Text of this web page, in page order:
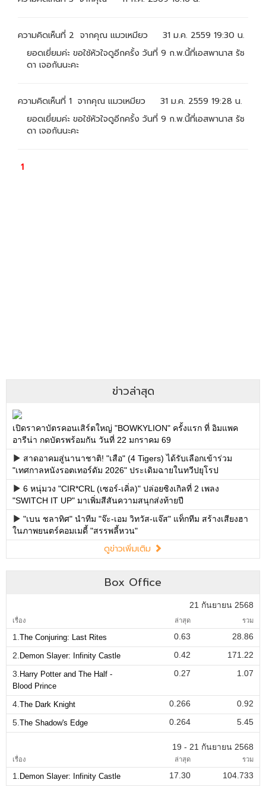
ข่าวล่าสุด
เปิดราคาบัตรคอนเสิร์ตใหญ่ "BOWKYLION" ครั้งแรก ที่ อิมแพค
อารีน่า กดบัตรพร้อมกัน วันที่ 22 มกราคม 69
สาดอาคมสู่นานาชาติ! "เสือ" (4 Tigers) ได้รับเลือกเข้าร่วม
"เทศกาลหนังรอตเทอร์ดัม 2026" ประเดิมฉายในทวีปยุโรป
6 หนุ่มวง "CIR*CRL (เซอร์-เคิ่ล)" ปล่อยซิงเกิลที่ 2 เพลง
"SWITCH IT UP" มาเพิ่มสีสันความสนุกส่งท้ายปี
"เบน ชลาทิศ" นำทีม "จ๊ะ-เอม วิทวัส-แจ๊ส" แท็กทีม สร้างเสียงฮา
ในภาพยนตร์คอมเมดี้ "สรรพลี้หวน"
ดูข่าวเพิ่มเติม
Box Office
21 กันยายน 2568
เรื่อง ล่าสุด รวม
1. The Conjuring: Last Rites 0.63
28.86
2. Demon Slayer: Infinity Castle 0.42
171.22
3. Harry Potter and The Half -
Blood Prince
0.27 1.07
4. The Dark Knight 0.266
0.92
5. The Shadow's Edge 0.264 5.45
19 - 21 กันยายน 2568
เรื่อง ล่าสุด รวม
1. Demon Slayer: Infinity Castle 17.30 104.733